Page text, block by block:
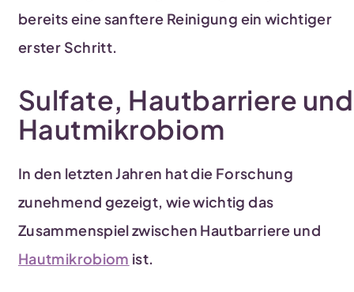
bereits eine sanftere Reinigung ein wichtiger
erster Schritt.
Sulfate, Hautbarriere und
Hautmikrobiom
In den letzten Jahren hat die Forschung
zunehmend gezeigt, wie wichtig das
Zusammenspiel zwischen Hautbarriere und
Hautmikrobiom ist.